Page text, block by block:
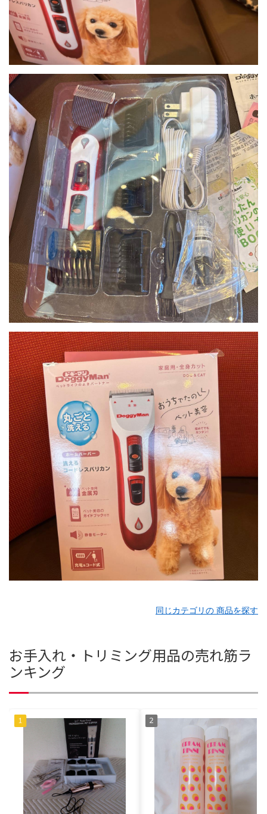
同じカテゴリの 商品を探す
お手入れ・トリミング用品の売れ筋ラ
ンキング